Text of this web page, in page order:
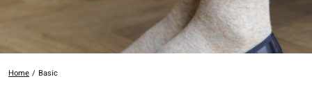
Home / Basic